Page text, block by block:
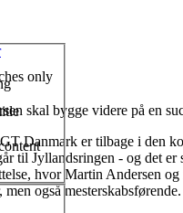
only
skal bygge videre på en
Danmark er tilbage i den
til Jyllandsringen - og det er
hvor Martin Andersen
men også mesterskabsførende.